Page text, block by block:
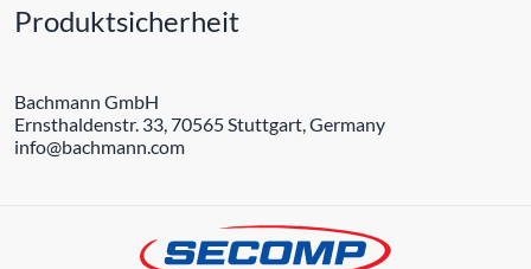
Produktsicherheit
Bachmann GmbH
Ernsthaldenstr. 33, 70565 Stuttgart, Germany
info@bachmann.com